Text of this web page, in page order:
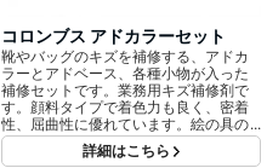
コロンブス アドカラーセット
靴やバッグのキズを補修する、アドカ
ラーとアドベース、各種小物が入った
補修セットです。業務用キズ補修剤で
す。顔料タイプで着色力も良く、密着
性、屈曲性に優れています。絵の具の
ようなチューブ状になっていて、各色
混合が可能です。詳細はこちら